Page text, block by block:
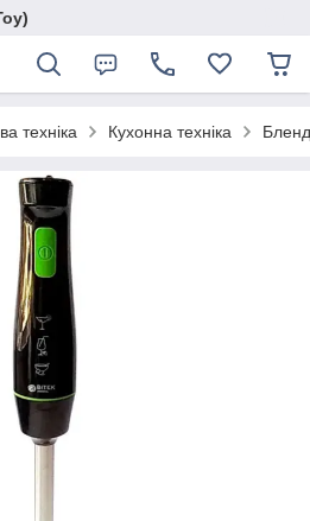
техніка Кухонна техніка